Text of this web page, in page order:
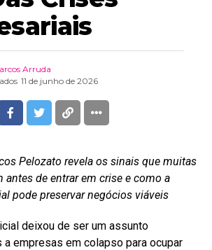
Arruda
11 de junho de 2026
Pelozato revela os sinais que muitas
antes de entrar em crise e como a
pode preservar negócios viáveis
deixou de ser um assunto
empresas em colapso para ocupar